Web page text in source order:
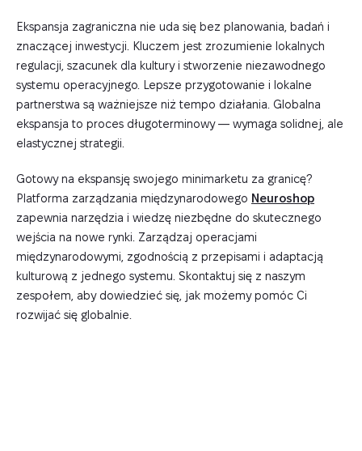
Ekspansja zagraniczna nie uda się bez planowania, badań i
znaczącej inwestycji. Kluczem jest zrozumienie lokalnych
regulacji, szacunek dla kultury i stworzenie niezawodnego
systemu operacyjnego. Lepsze przygotowanie i lokalne
partnerstwa są ważniejsze niż tempo działania. Globalna
ekspansja to proces długoterminowy — wymaga solidnej, ale
elastycznej strategii.
Gotowy na ekspansję swojego minimarketu za granicę?
Platforma zarządzania międzynarodowego Neuroshop
zapewnia narzędzia i wiedzę niezbędne do skutecznego
wejścia na nowe rynki. Zarządzaj operacjami
międzynarodowymi, zgodnością z przepisami i adaptacją
kulturową z jednego systemu. Skontaktuj się z naszym
zespołem, aby dowiedzieć się, jak możemy pomóc Ci
rozwijać się globalnie.